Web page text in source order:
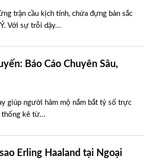
trận cầu kịch tính, chứa đựng bản sắc
Với sự trỗi dậy...
Báo Cáo Chuyên Sâu,
giúp người hâm mộ nắm bắt tỷ số trực
thống kê từ...
Erling Haaland tại Ngoại